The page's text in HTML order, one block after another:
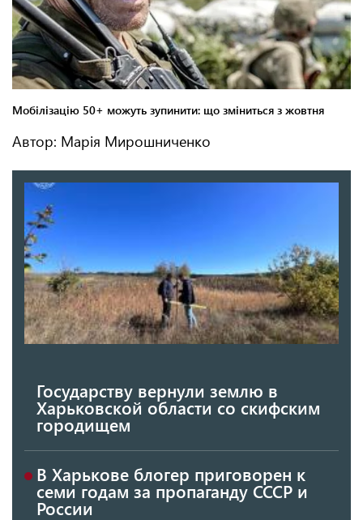
Автор: Марія Мирошниченко
Государству вернули землю в
Харьковской области со скифским
городищем
В Харькове блогер приговорен к
семи годам за пропаганду СССР и
России